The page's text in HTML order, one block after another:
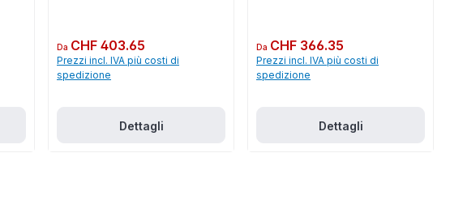
Prezzo normale:
Da CHF 403.65
Prezzi incl. IVA più costi di
spedizione
Dettagli
Prezzo normale:
Da CHF 366.35
Prezzi incl. IVA più costi di
spedizione
Dettagli